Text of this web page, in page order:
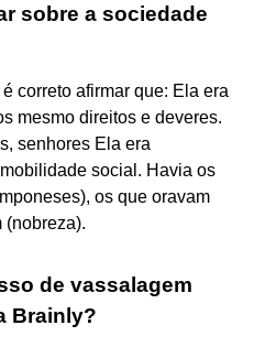
sobre a sociedade
correto afirmar que: Ela era
mesmo direitos e deveres.
senhores Ela era
social. Havia os
os que oravam
(nobreza).
de vassalagem
Brainly?